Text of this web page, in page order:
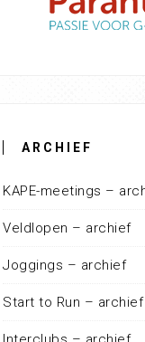
ARCHIEF
KAPE-meetings –
Veldlopen – archief
Joggings – archief
Start to Run – archief